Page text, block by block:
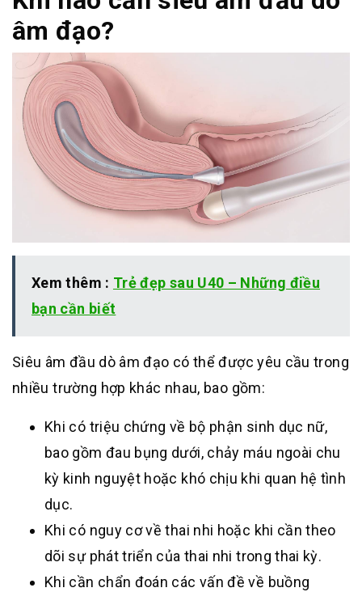
âm đạo?
Xem thêm : Trẻ đẹp sau U40 – Những điều
bạn cần biết
Siêu âm đầu dò âm đạo có thể được yêu cầu trong
nhiều trường hợp khác nhau, bao gồm:
Khi có triệu chứng về bộ phận sinh dục nữ,
bao gồm đau bụng dưới, chảy máu ngoài chu
kỳ kinh nguyệt hoặc khó chịu khi quan hệ tình
dục.
Khi có nguy cơ về thai nhi hoặc khi cần theo
dõi sự phát triển của thai nhi trong thai kỳ.
Khi cần chẩn đoán các vấn đề về buồng